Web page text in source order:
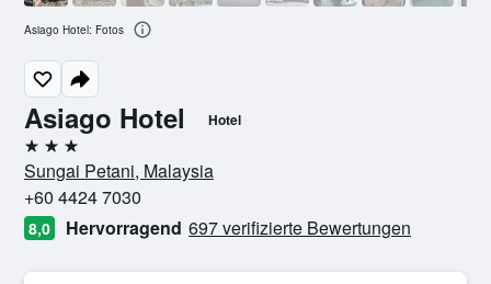
Asiago Hotel Hotel
3 Sterne
Sungai Petani, Malaysia
+60 4424 7030
8,0 Hervorragend 697 verifizierte Bewertungen
Asiago Hotel: Fotos